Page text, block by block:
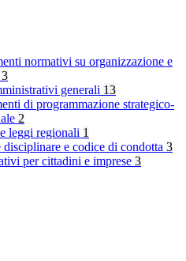
normativi su organizzazione e
3
generali 13
di programmazione strategico-
2
leggi regionali 1
disciplinare e codice di condotta 3
per cittadini e imprese 3